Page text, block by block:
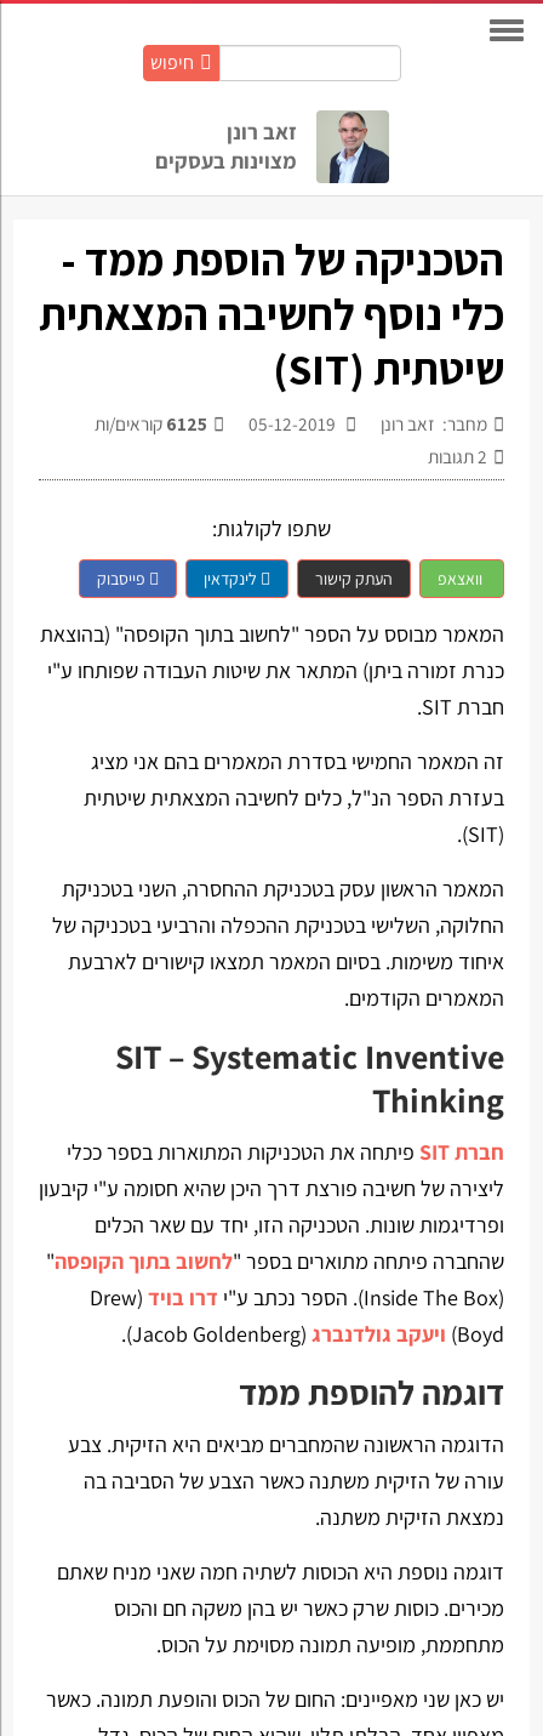
חיפוש
זאב רונן
מצוינות בעסקים
הטכניקה של הוספת ממד -
כלי נוסף לחשיבה המצאתית
שיטתית (SIT)
מחבר: זאב רונן 6125 קוראים/ות
2תגובות
שתפו לקולגות:
וואצאפ העתק קישור לינקדאין פייסבוק
המאמר מבוסס על הספר "לחשוב בתוך הקופסה" (בהוצאת
כנרת זמורה ביתן) המתאר את שיטות העבודה שפותחו ע"י
חברת SIT.
זה המאמר החמישי בסדרת המאמרים בהם אני מציג
בעזרת הספר הנ"ל, כלים לחשיבה המצאתית שיטתית
(SIT).
המאמר הראשון עסק בטכניקת ההחסרה, השני בטכניקת
החלוקה, השלישי בטכניקת ההכפלה והרביעי בטכניקה של
איחוד משימות. בסיום המאמר תמצאו קישורים לארבעת
המאמרים הקודמים.
SIT – Systematic Inventive
Thinking
חברת SIT
פיתחה את הטכניקות המתוארות בספר ככלי
ליצירה של חשיבה פורצת דרך היכן שהיא חסומה ע"י קיבעון
ופרדיגמות שונות. הטכניקה הזו, יחד עם שאר הכלים
שהחברה פיתחה מתוארים בספר "לחשוב בתוך הקופסה"
(Inside The Box). הספר נכתב ע"י
דרו בויד (Drew
Boyd) ויעקב גולדנברג(Jacob Goldenberg).
דוגמה להוספת ממד
הדוגמה הראשונה שהמחברים מביאים היא הזיקית. צבע
עורה של הזיקית משתנה כאשר הצבע של הסביבה בה
נמצאת הזיקית משתנה.
דוגמה נוספת היא הכוסות לשתיה חמה שאני מניח שאתם
מכירים. כוסות שרק כאשר יש בהן משקה חם והכוס
מתחממת, מופיעה תמונה מסוימת על הכוס.
יש כאן שני מאפיינים: החום של הכוס והופעת תמונה. כאשר